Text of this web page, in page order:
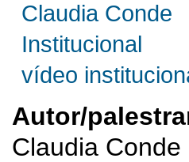
Claudia Conde
Institucional
vídeo
Autor/
Claudia Conde